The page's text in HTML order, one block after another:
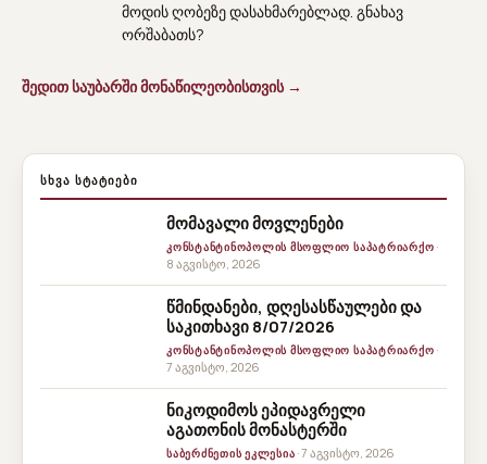
მოდის ღობეზე დასახმარებლად. გნახავ
ორშაბათს?
შედით საუბარში მონაწილეობისთვის →
ᲡᲮᲕᲐ ᲡᲢᲐᲢᲘᲔᲑᲘ
მომავალი მოვლენები
ᲙᲝᲜᲡᲢᲐᲜᲢᲘᲜᲝᲞᲝᲚᲘᲡ ᲛᲡᲝᲤᲚᲘᲝ ᲡᲐᲞᲐᲢᲠᲘᲐᲠᲥᲝ ·
8 აგვისტო, 2026
წმინდანები, დღესასწაულები და
საკითხავი 8/07/2026
ᲙᲝᲜᲡᲢᲐᲜᲢᲘᲜᲝᲞᲝᲚᲘᲡ ᲛᲡᲝᲤᲚᲘᲝ ᲡᲐᲞᲐᲢᲠᲘᲐᲠᲥᲝ ·
7 აგვისტო, 2026
ნიკოდიმოს ეპიდავრელი
აგათონის მონასტერში
ᲡᲐᲑᲔᲠᲫᲜᲔᲗᲘᲡ ᲔᲙᲚᲔᲡᲘᲐ · 7 აგვისტო, 2026